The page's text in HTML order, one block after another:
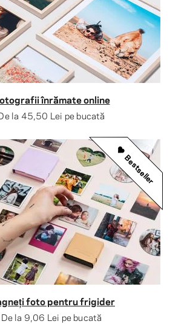
înrămate online
la 45,50 Lei pe bucată
foto pentru frigider
De la 9,06 Lei pe bucată
Bestseller